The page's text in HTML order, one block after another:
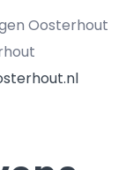
Oosterhout